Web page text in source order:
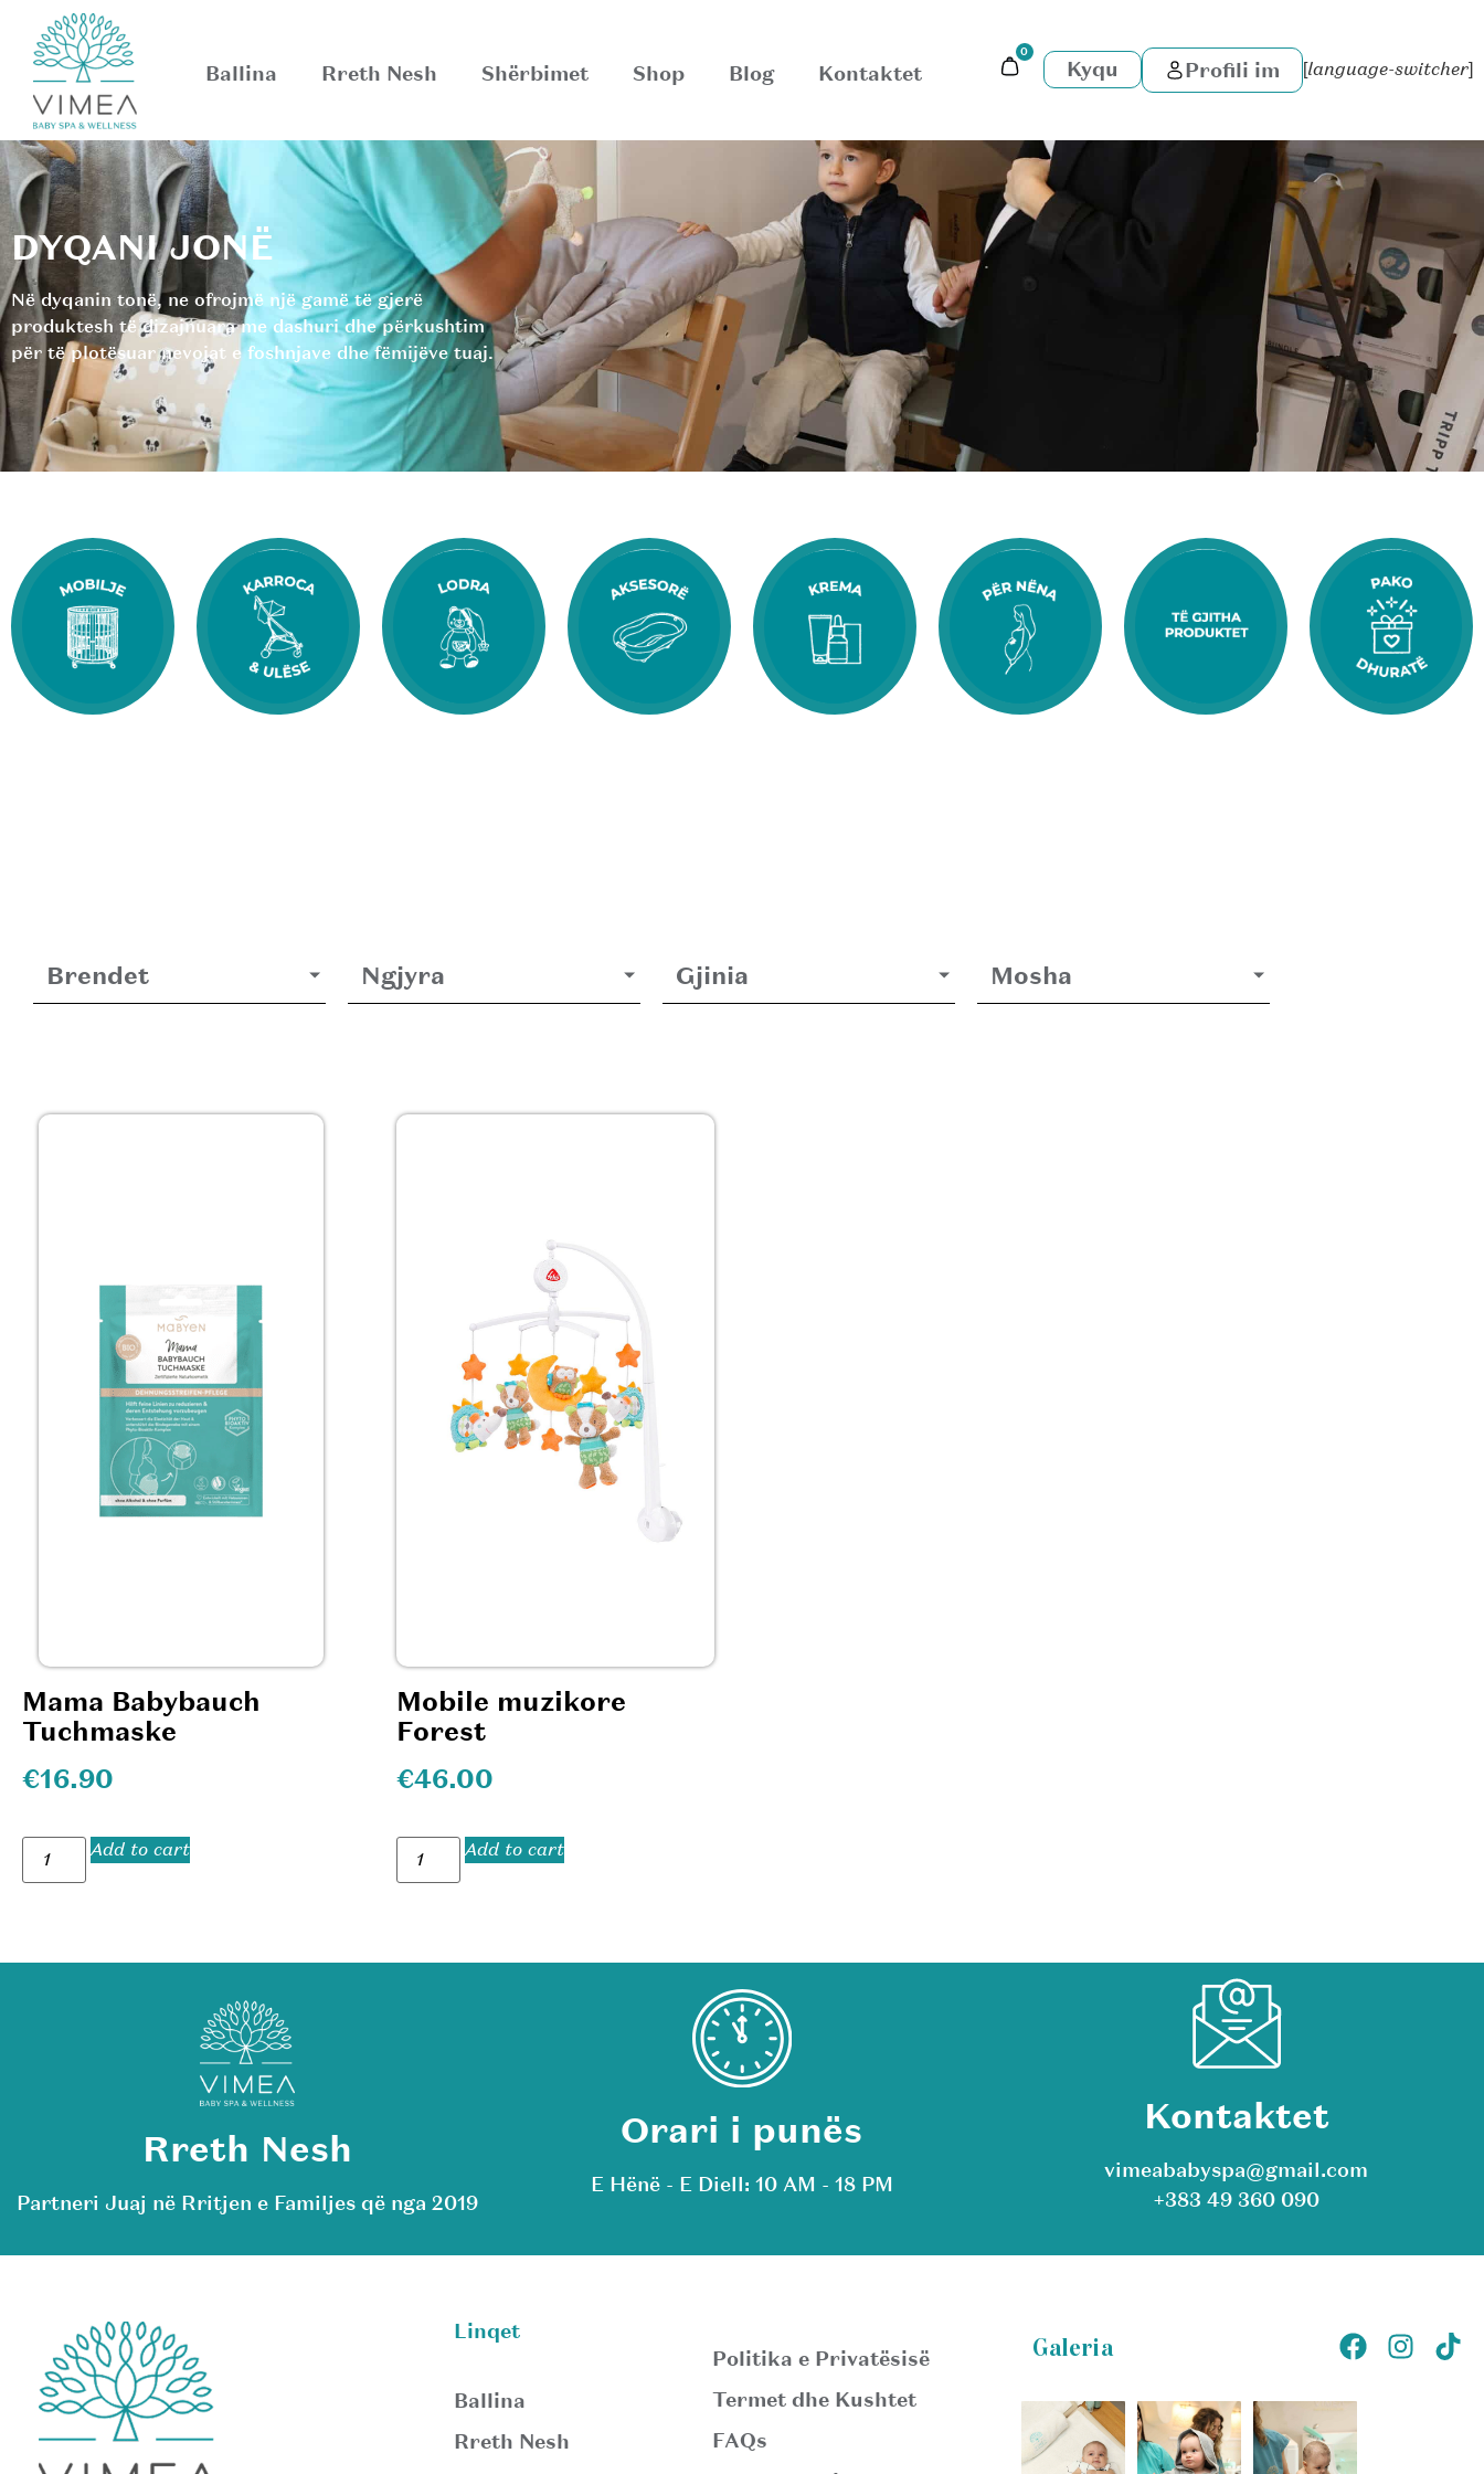
Ballina Rreth Nesh Shërbimet Shop Blog Kontaktet
0
Kyqu Profili im [language-switcher]
DYQANI JONË
Në dyqanin tonë, ne ofrojmë një gamë të gjerë
produktesh të dizajnuara me dashuri dhe përkushtim
për të plotësuar nevojat e foshnjave dhe fëmijëve tuaj.
Brendet Ngjyra Gjinia Mosha
Mama Babybauch
Tuchmaske
€16.90
Add to cart
Mobile muzikore
Forest
€46.00
Add to cart
Rreth Nesh
Partneri Juaj në Rritjen e Familjes që nga 2019
Orari i punës
E Hënë - E Diell: 10 AM - 18 PM
Kontaktet
vimeababyspa@gmail.com
+383 49 360 090
Linqet
Ballina
Rreth Nesh
Politika e Privatësisë
Termet dhe Kushtet
FAQs
Galeria